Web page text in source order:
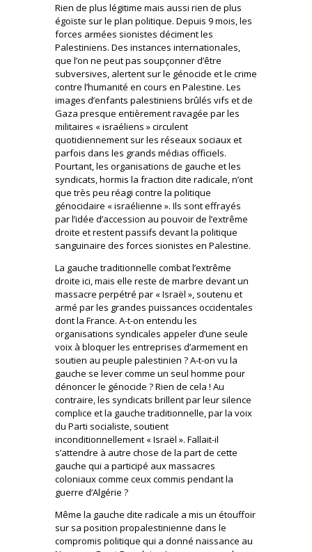
Rien de plus légitime mais aussi rien de plus
égoïste sur le plan politique. Depuis 9 mois, les
forces armées sionistes déciment les
Palestiniens. Des instances internationales,
que l’on ne peut pas soupçonner d’être
subversives, alertent sur le génocide et le crime
contre l’humanité en cours en Palestine. Les
images d’enfants palestiniens brûlés vifs et de
Gaza presque entièrement ravagée par les
militaires « israéliens » circulent
quotidiennement sur les réseaux sociaux et
parfois dans les grands médias officiels.
Pourtant, les organisations de gauche et les
syndicats, hormis la fraction dite radicale, n’ont
que très peu réagi contre la politique
génocidaire « israélienne ». Ils sont effrayés
par l’idée d’accession au pouvoir de l’extrême
droite et restent passifs devant la politique
sanguinaire des forces sionistes en Palestine.
La gauche traditionnelle combat l’extrême
droite ici, mais elle reste de marbre devant un
massacre perpétré par « Israël », soutenu et
armé par les grandes puissances occidentales
dont la France. A-t-on entendu les
organisations syndicales appeler d’une seule
voix à bloquer les entreprises d’armement en
soutien au peuple palestinien ? A-t-on vu la
gauche se lever comme un seul homme pour
dénoncer le génocide ? Rien de cela ! Au
contraire, les syndicats brillent par leur silence
complice et la gauche traditionnelle, par la voix
du Parti socialiste, soutient
inconditionnellement « Israël ». Fallait-il
s’attendre à autre chose de la part de cette
gauche qui a participé aux massacres
coloniaux comme ceux commis pendant la
guerre d’Algérie ?
Même la gauche dite radicale a mis un étouffoir
sur sa position propalestinienne dans le
compromis politique qui a donné naissance au